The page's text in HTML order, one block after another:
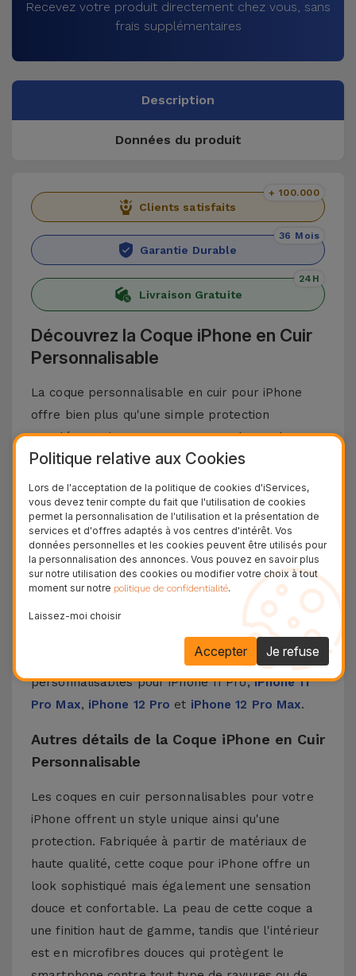
Recevez votre produit directement chez vous, sans
frais supplémentaires
Description
Données du produit
Clients satisfaits
+ 100.000
Garantie Durable
36 Mois
Livraison Gratuite
24H
Découvrez la Coque iPhone en Cuir
Personnalisable
La coque personnalisable en cuir pour iPhone
offre bien plus qu'une simple protection
supplémentaire pour votre smartphone. Ils
offrent une touche de style unique à votre
téléphone portable, et laissent exprimer votre
personnalité, grâce à leurs cinq couleurs
élégantes et la possibilité d'incorporer un mot
jusqu'à 6 caractères. Vous pouvez également
choisir la couleur des lettres : or, argent ou sans
couleur. Si vous préférez, vous pouvez
simplement laisser vos initiales, donnant ainsi
une touche moderne à votre iPhone.
Découvrez chez iServices nos coques
personnalisables pouriPhone 11 Pro,iPhone 11
Pro Max, iPhone 12 Pro et iPhone 12 Pro Max.
Autres détails de la Coque iPhone en Cuir
Personnalisable
Les coques en cuir personnalisables pour votre
iPhone offrent un style unique ainsi qu'une
protection. Fabriquée à partir de matériaux de
haute qualité, cette coque pour iPhone offre un
look sophistiqué mais également une sensation
douce et confortable. La peau de cette coque a
une finition haut de gamme, tandis que l'intérieur
est en microfibres douces qui protègent le
Politique relative aux Cookies
Lors de l'acceptation de la politique de cookies d'iServices,
vous devez tenir compte du fait que l'utilisation de cookies
permet la personnalisation de l'utilisation et la présentation de
services et d'offres adaptés à vos centres d'intérêt. Vos
données personnelles et les cookies peuvent être utilisés pour
la personnalisation des annonces. Vous pouvez en savoir plus
sur notre utilisation des cookies ou modifier votre choix à tout
moment sur notre politique de confidentialité.
Laissez-moi choisir
Je refuse
Accepter